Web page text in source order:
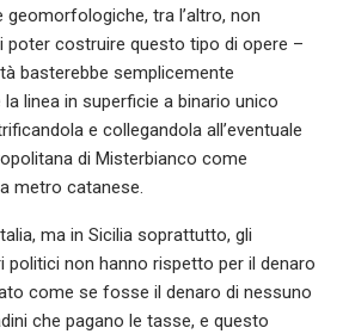
tra l’altro, non
poter costruire questo tipo di opere –
basterebbe semplicemente
linea in superficie a binario unico
e collegandola all’eventuale
di Misterbianco come
metro catanese.
ma in Sicilia soprattutto, gli
politici non hanno rispetto per il denaro
come se fosse il denaro di nessuno
che pagano le tasse, e questo